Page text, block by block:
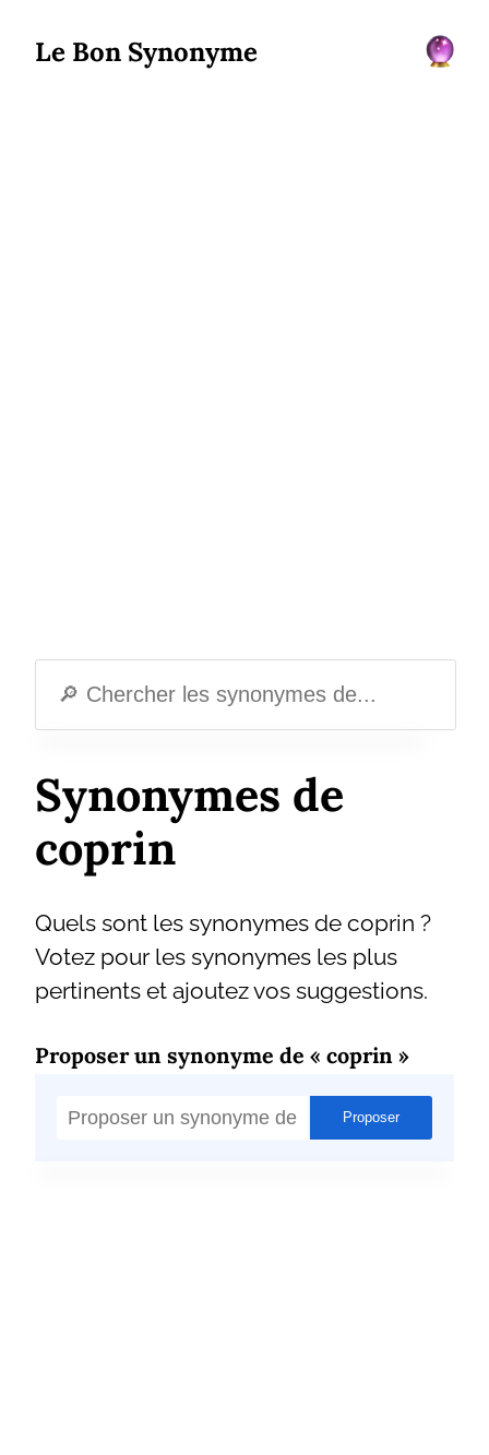
Le Bon Synonyme
Synonymes de
coprin
Quels sont les synonymes de coprin ?
Votez pour les synonymes les plus
pertinents et ajoutez vos suggestions.
Proposer un synonyme de « coprin »